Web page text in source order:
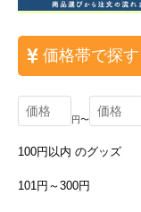
価格帯で探す
円〜
100円以内 のグッズ
101円～300円